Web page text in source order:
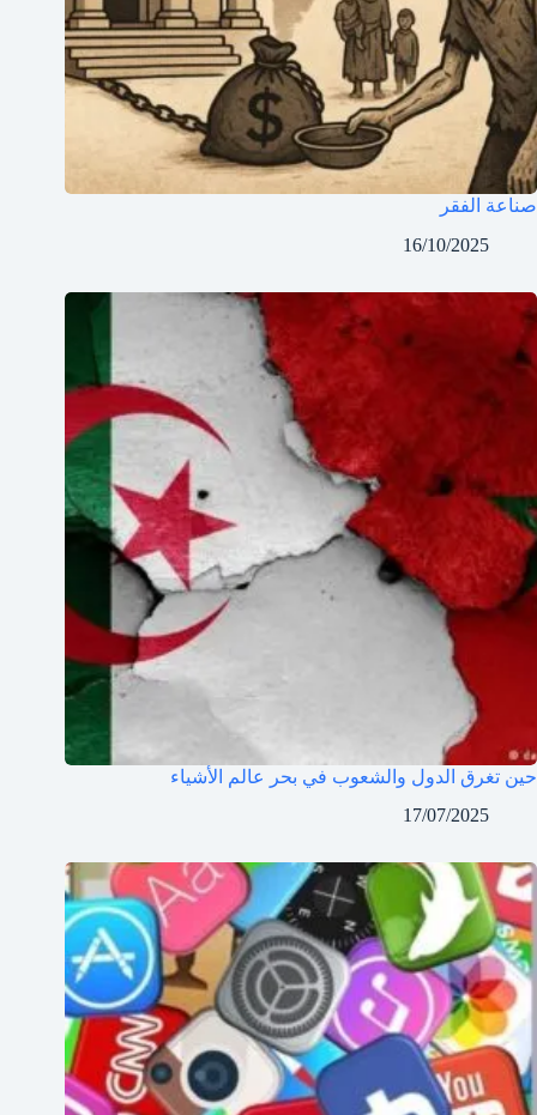
صناعة الفقر
16/10/2025
حين تغرق الدول والشعوب في بحر عالم الأشياء
17/07/2025